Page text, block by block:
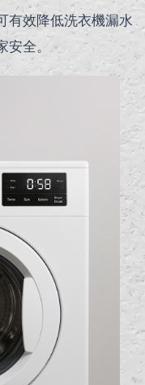
有效降低洗衣機漏水
全。